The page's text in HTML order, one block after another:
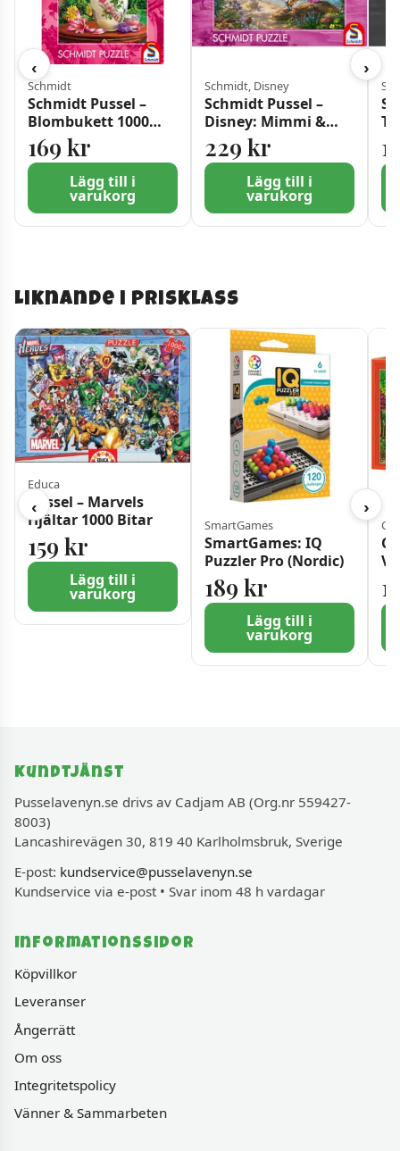
‹
Schmidt
Schmidt Pussel –
Blombukett 1000
bitar
169 kr
Lägg till i
varukorg
Schmidt, Disney
Schmidt Pussel –
Disney: Mimmi &
Musse Pigg på
Hawaii 1000 bitar
229 kr
Lägg till i
varukorg
›
Liknande i prisklass
‹
Educa
Pussel – Marvels
Hjältar 1000 Bitar
159 kr
Lägg till i
varukorg
SmartGames
SmartGames: IQ
Puzzler Pro (Nordic)
189 kr
Lägg till i
varukorg
›
Kundtjänst
Pusselavenyn.se drivs av Cadjam AB (Org.nr 559427-
8003)
Lancashirevägen 30, 819 40 Karlholmsbruk, Sverige
E-post: kundservice@pusselavenyn.se
Kundservice via e-post • Svar inom 48 h vardagar
Informationssidor
Köpvillkor
Leveranser
Ångerrätt
Om oss
Integritetspolicy
Vänner & Sammarbeten